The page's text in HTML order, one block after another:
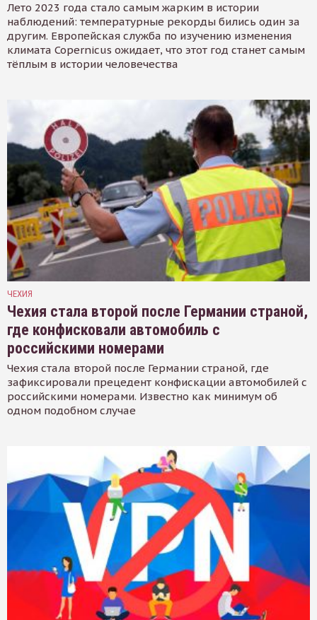
Лето 2023 года стало самым жарким в истории
наблюдений: температурные рекорды бились один за
другим. Европейская служба по изучению изменения
климата Copernicus ожидает, что этот год станет самым
тёплым в истории человечества
ЧЕХИЯ
Чехия стала второй после Германии страной,
где конфисковали автомобиль с
российскими номерами
Чехия стала второй после Германии страной, где
зафиксировали прецедент конфискации автомобилей с
российскими номерами. Известно как минимум об
одном подобном случае